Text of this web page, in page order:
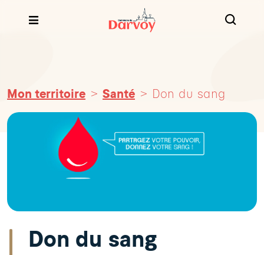
Mon territoire Santé Don du sang
Don du sang